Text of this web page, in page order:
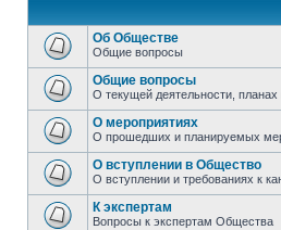
Об Обществе
Общие вопросы
Общие вопросы
О текущей деятельности, планах
О мероприятиях
О прошедших и планируемых
О вступлении в Общество
О вступлении и требованиях к
К экспертам
Вопросы к экспертам Общества